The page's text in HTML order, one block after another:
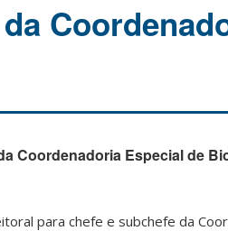
Coordenadoria Especial de
para chefe e subchefe da